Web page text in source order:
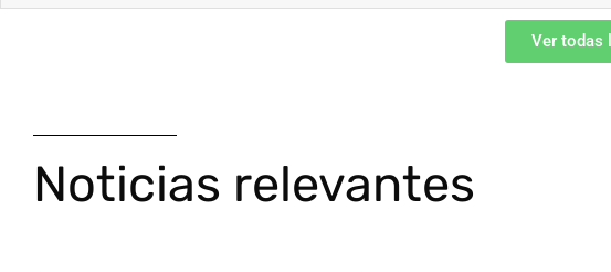
Ver todas
Noticias relevantes